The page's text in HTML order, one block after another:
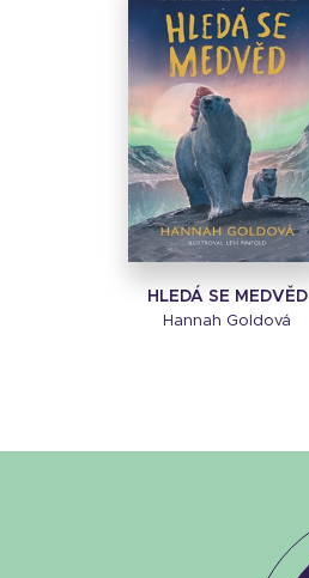
HLEDÁ SE MEDVĚD
Hannah Goldová